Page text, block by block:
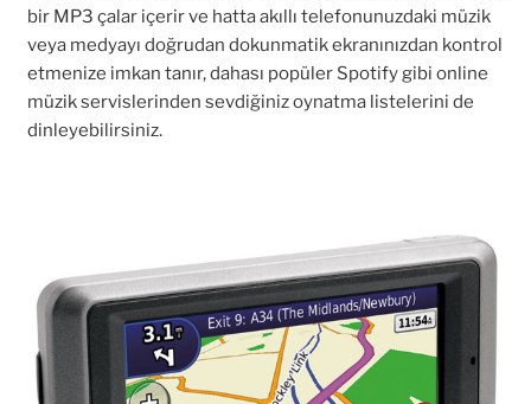
bir MP3 çalar içerir ve hatta akıllı telefonunuzdaki müzik
veya medyayı doğrudan dokunmatik ekranınızdan kontrol
etmenize imkan tanır, dahası popüler Spotify gibi online
müzik servislerinden sevdiğiniz oynatma listelerini de
dinleyebilirsiniz.